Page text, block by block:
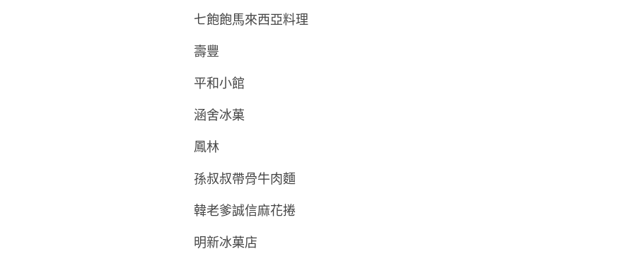
七飽飽馬來西亞料理
壽豐
平和小館
涵舍冰菓
鳳林
孫叔叔帶骨牛肉麵
韓老爹誠信麻花捲
明新冰菓店